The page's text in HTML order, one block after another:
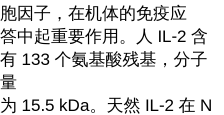
胞因子，在机体的免疫应
答中起重要作用。人 IL-2 含
有 133 个氨基酸残基，分子
量
为 15.5 kDa。天然 IL-2 在 N